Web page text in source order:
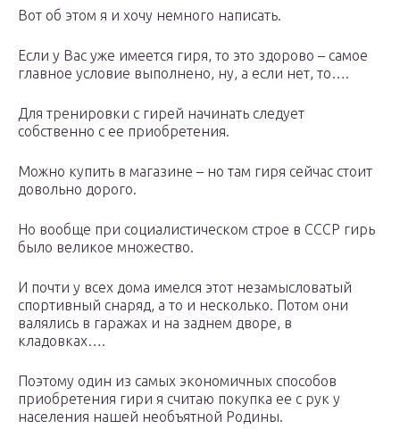
Вот об этом я и хочу немного написать.
Если у Вас уже имеется гиря, то это здорово – самое
главное условие выполнено, ну, а если нет, то….
Для тренировки с гирей начинать следует
собственно с ее приобретения.
Можно купить в магазине – но там гиря сейчас стоит
довольно дорого.
Но вообще при социалистическом строе в СССР гирь
было великое множество.
И почти у всех дома имелся этот незамысловатый
спортивный снаряд, а то и несколько. Потом они
валялись в гаражах и на заднем дворе, в
кладовках….
Поэтому один из самых экономичных способов
приобретения гири я считаю покупка ее с рук у
населения нашей необъятной Родины.